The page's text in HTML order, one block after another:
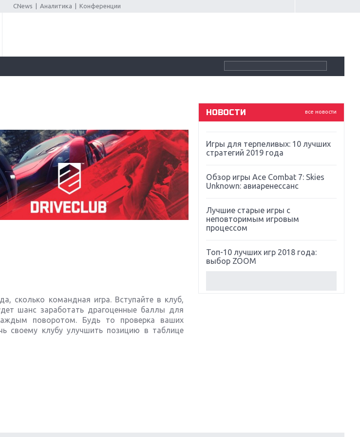
CNews Аналитика Конференции
сколько командная игра. Вступайте в клуб,
шанс заработать драгоценные баллы для
поворотом. Будь то проверка ваших
своему клубу улучшить позицию в таблице
все новости
НОВОСТИ
Souls
Far Cry 5: хвалить нельзя ругать
Игры для терпеливых: 10 лучших
стратегий 2019 года
Обзор игры Ace Combat 7: Skies
Unknown: авиаренессанс
Лучшие старые игры с
неповторимым игровым
процессом
Топ-10 лучших игр 2018 года:
выбор ZOOM